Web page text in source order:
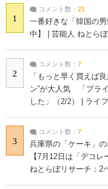
1
コメント数： 21
一番好きな「韓国の
中】 | 芸能人 ねとら
2
コメント数： 7
「もっと早く買えば
ン”が大人気 「プラ
した」（2/2） | ライ
3
コメント数： 7
兵庫県の「ケーキ」
【7月12日は「デコ
ねとらぼリサーチ：2